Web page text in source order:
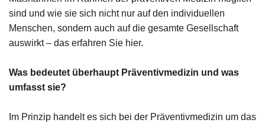
sind und wie sie sich nicht nur auf den individuellen
Menschen, sondern auch auf die gesamte Gesellschaft
auswirkt – das erfahren Sie hier.
Was bedeutet überhaupt Präventivmedizin und was
umfasst sie?
Im Prinzip handelt es sich bei der Präventivmedizin um das